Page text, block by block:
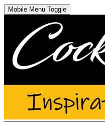
Mobile Menu Toggle